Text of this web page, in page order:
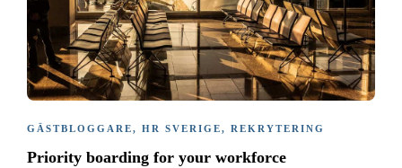
GÄSTBLOGGARE, HR SVERIGE, REKRYTERING
Priority boarding for your workforce